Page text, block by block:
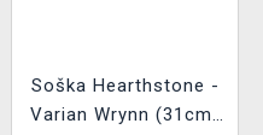
Soška Hearthstone -
Varian Wrynn (31cm)